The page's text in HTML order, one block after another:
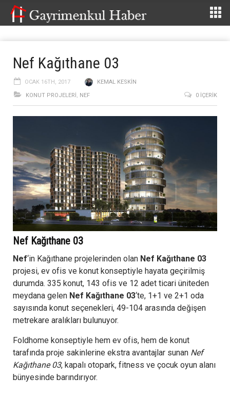
Nef Kağıthane 03
OCAK 16TH, 2017
KEMAL KESKIN
KONUT PROJELERI, NEF 0 İÇERIK
Nef Kağıthane 03
Nef‘in Kağıthane projelerinden olan Nef Kağıthane 03
projesi, ev ofis ve konut konseptiyle hayata geçirilmiş
durumda. 335 konut, 143 ofis ve 12 adet ticari üniteden
meydana gelen Nef Kağıthane 03‘te, 1+1 ve 2+1 oda
sayısında konut seçenekleri, 49-104 arasında değişen
metrekare aralıkları bulunuyor.
Foldhome konseptiyle hem ev ofis, hem de konut
tarafında proje sakinlerine ekstra avantajlar sunan Nef
Kağıthane 03, kapalı otopark, fitness ve çocuk oyun alanı
bünyesinde barındırıyor.